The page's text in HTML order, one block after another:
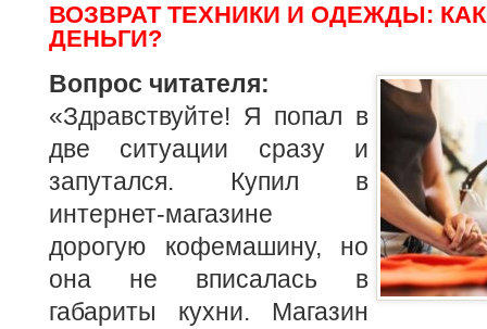
ВОЗВРАТ ТЕХНИКИ И ОДЕЖДЫ:
ДЕНЬГИ?
Вопрос читателя:
«Здравствуйте! Я попал в
две ситуации сразу и
запутался. Купил в
интернет-магазине
дорогую кофемашину, но
она не вписалась в
габариты кухни. Магазин